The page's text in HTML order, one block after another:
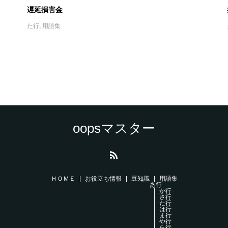
遅延損害金
た行, 用語集
oopsマスター
ＨＯＭＥ お役立ち情報 豆知識
用語集
あ行
か行
さ行
た行
は行
ま行
や行